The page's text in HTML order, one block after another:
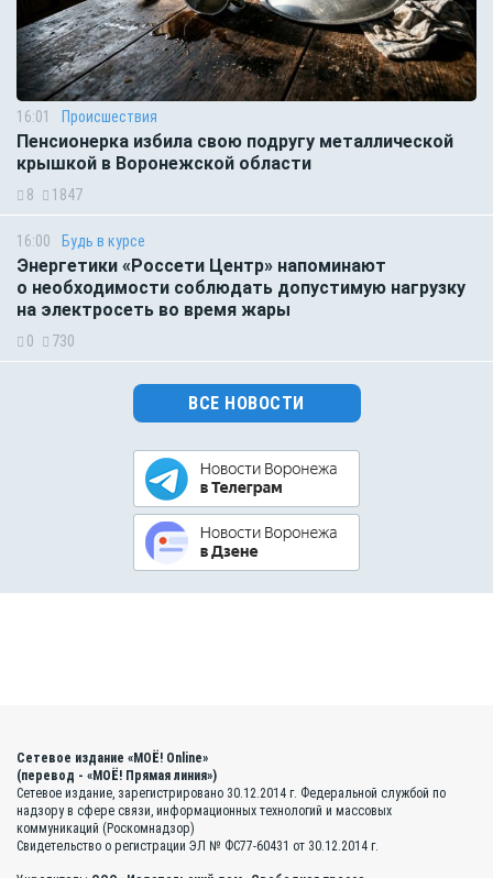
16:01 Происшествия
Пенсионерка избила свою подругу металлической
крышкой в Воронежской области
8 1847
16:00 Будь в курсе
Энергетики «Россети Центр» напоминают
о необходимости соблюдать допустимую нагрузку
на электросеть во время жары
0 730
ВСЕ НОВОСТИ
Сетевое издание «МОЁ! Online»
(перевод - «МОЁ! Прямая линия»)
Сетевое издание, зарегистрировано 30.12.2014 г. Федеральной службой по
надзору в сфере связи, информационных технологий и массовых
коммуникаций (Роскомнадзор)
Свидетельство о регистрации ЭЛ № ФС77-60431 от 30.12.2014 г.